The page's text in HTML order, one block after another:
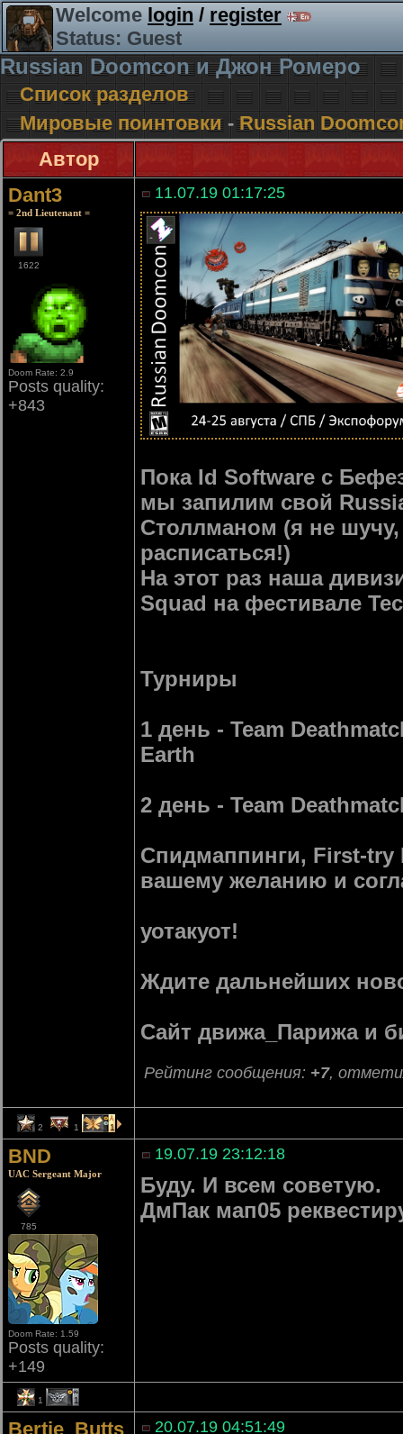
Welcome login/register
Status: Guest
Russian Doomcon и Джон Ромеро
Список разделов
Мировые поинтовки-Russian
Автор
Dant3
= 2nd Lieutenant =
1622
Doom Rate: 2.9
Posts quality:
+843
11.07.19 01:17:25
Пока Id Software с
мы запилим свой
Столлманом (я не шучу,
расписаться!)
На этот раз наша
Squad на фестивале
Турниры
1 день - Team
Earth
2 день - Team
Спидмаппинги, First-try
вашему желанию и
уотакуот!
Ждите дальнейших
Сайт движа_Парижа и
Рейтинг сообщения: +7,
2 1 1
BND
UAC Sergeant Major
785
Doom Rate: 1.59
Posts quality:
+149
19.07.19 23:12:18
Буду. И всем советую.
ДмПак мап05
1 1
Bertie_Butts 20.07.19 04:51:49